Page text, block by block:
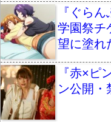
『ぐら
学園祭チ
望に塗れ
『赤×ピ
ン公開・